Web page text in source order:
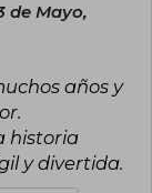
que le enseñó
En esa misma
de un perro
y emotivo que
lector, con
de Mayo,
años y
historia
y divertida.